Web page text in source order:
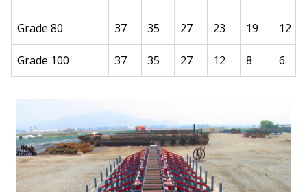
Grade 80 37 35 27 23 19 12
Grade 100 37 35 27 12 8 6